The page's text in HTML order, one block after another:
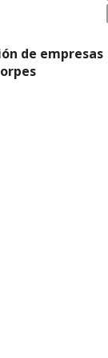
de empresas